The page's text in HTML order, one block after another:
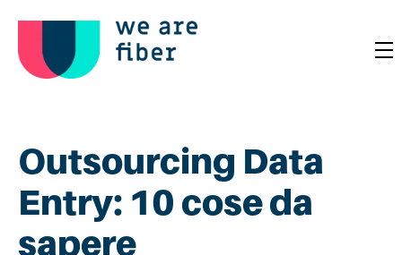
Outsourcing Data
Entry: 10 cose da
sapere